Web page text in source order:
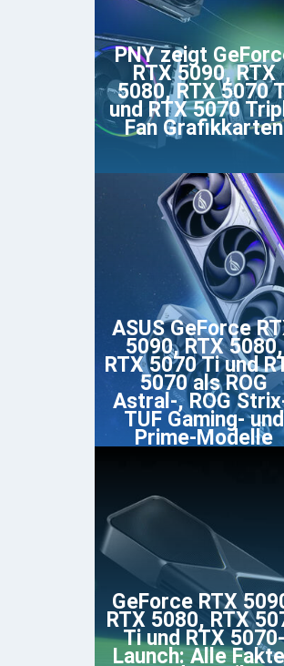
PNY zeigt
RTX 5090, RTX
5080, RTX 5070
und RTX 5070
Fan Grafikkarten
ASUS GeForce
5090, RTX 5080,
RTX 5070 Ti und
5070 als ROG
Astral-, ROG
TUF Gaming- und
Prime-Modelle
GeForce RTX
RTX 5080, RTX
Ti und RTX 5070-
Launch: Alle